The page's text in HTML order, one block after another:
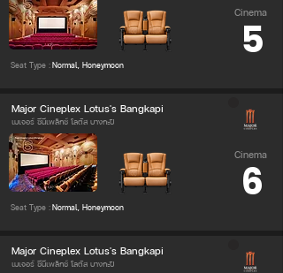
Cinema
5
Seat Type :Normal, Honeymoon
Major Cineplex Lotus's Bangkapi
เมเจอร์ ซีนีเพล็กซ์ โลตัส บางกะปิ
Cinema
6
Seat Type :Normal, Honeymoon
Major Cineplex Lotus's Bangkapi
เมเจอร์ ซีนีเพล็กซ์ โลตัส บางกะปิ